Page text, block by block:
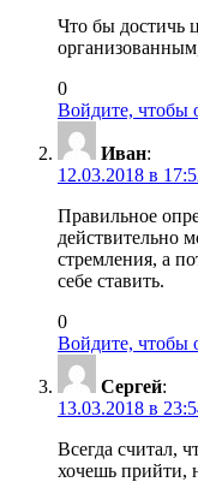
Что бы достичь
0
Войдите, чтобы
Иван:
12.03.2018 в
Правильное
действительно
стремления, а
себе ставить.
0
Войдите, чтобы
Сергей:
13.03.2018 в
Всегда считал,
хочешь прийти,